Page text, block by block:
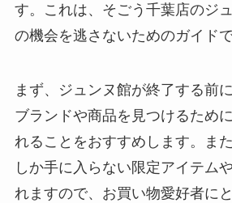
す。これは、そごう千葉店のジ
の機会を逃さないためのガイドで
まず、ジュンヌ館が終了する前
ブランドや商品を見つけるために
れることをおすすめします。ま
しか手に入らない限定アイテム
れますので、お買い物愛好者に